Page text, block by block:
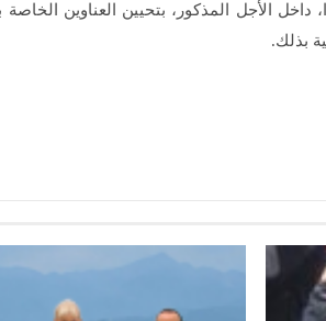
الأجل المذكور، بتحيين العناوين الخاصة
بذلك.